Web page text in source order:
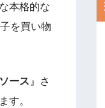
本格的な
を買い物
ース』さ
す。